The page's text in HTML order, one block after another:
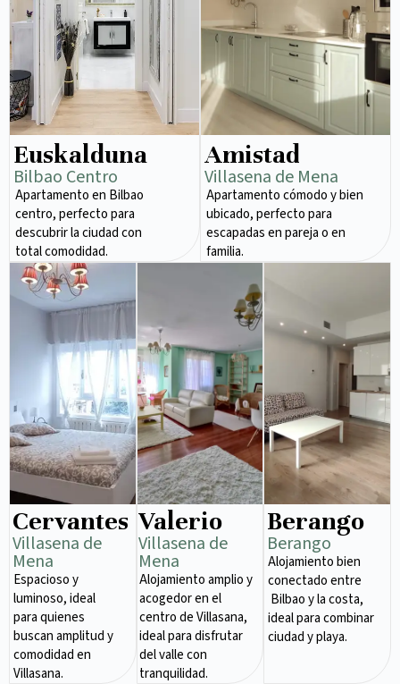
Euskalduna
Bilbao Centro
Apartamento en Bilbao
centro, perfecto para
descubrir la ciudad con
total comodidad.
Amistad
Villasena de Mena
Apartamento cómodo y bien
ubicado, perfecto para
escapadas en pareja o en
familia.
Cervantes
Villasena de
Mena​
Espacioso y
luminoso, ideal
para quienes
buscan amplitud y
comodidad en
Villasana.
Valerio
Villasena de
Mena​
Alojamiento amplio y
acogedor en el
centro de Villasana,
ideal para disfrutar
del valle con
tranquilidad.
Berango
Berango
Alojamiento bien
conectado entre
Bilbao y la costa,
ideal para combinar
ciudad y playa.